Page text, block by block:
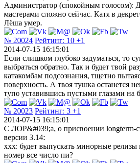
Администратор (спокойным голосом):
мастерами сложно сейчас. Катя в
Лёша умер.
№ 20024 Рейтинг: 10 +1
2014-07-15 16:15:01
Если слишком глубоко задуматься, то
выбраться обратно. Так и будет твой
катакомбам подсознания, тщетно
поверхность. А твоя тушка останется
тупо уставившись пустыми глазами на
№ 20023 Рейтинг: 3 +1
2014-07-15 16:15:01
С ЛОР&#039;а, о присвоении longterm-
версии 3.14:
xxx: будет выпускать минорные релизы
номер все число пи?